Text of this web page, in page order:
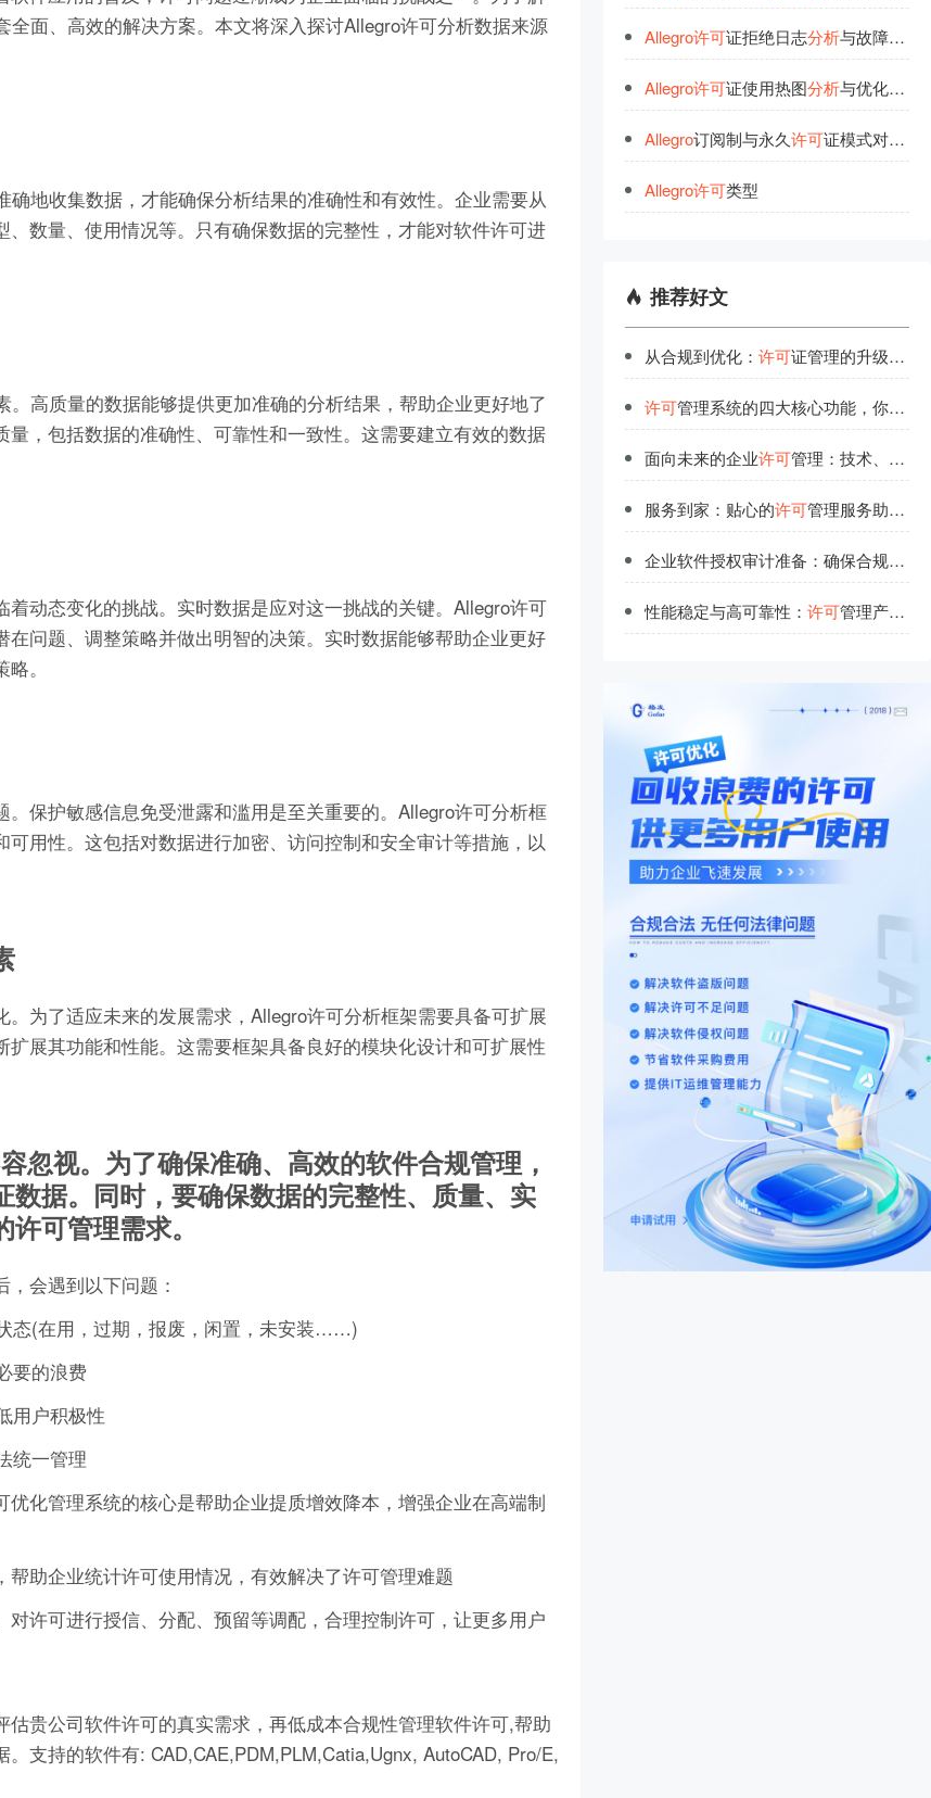
面、高效的解决方案。本文将深入探讨Allegro许可分析数据来源
地收集数据，才能确保分析结果的准确性和有效性。企业需要从
数量、使用情况等。只有确保数据的完整性，才能对软件许可进
高质量的数据能够提供更加准确的分析结果，帮助企业更好地了
，包括数据的准确性、可靠性和一致性。这需要建立有效的数据
动态变化的挑战。实时数据是应对这一挑战的关键。Allegro许可
问题、调整策略并做出明智的决策。实时数据能够帮助企业更好
。
保护敏感信息免受泄露和滥用是至关重要的。Allegro许可分析框
用性。这包括对数据进行加密、访问控制和安全审计等措施，以
为了适应未来的发展需求，Allegro许可分析框架需要具备可扩展
展其功能和性能。这需要框架具备良好的模块化设计和可扩展性
视。为了确保准确、高效的软件合规管理，
据。同时，要确保数据的完整性、质量、实
可管理需求。
会遇到以下问题：
态(在用，过期，报废，闲置，未安装……)
要的浪费
用户积极性
统一管理
化管理系统的核心是帮助企业提质增效降本，增强企业在高端制
助企业统计许可使用情况，有效解决了许可管理难题
许可进行授信、分配、预留等调配，合理控制许可，让更多用户
贵公司软件许可的真实需求，再低成本合规性管理软件许可,帮助
支持的软件有: CAD,CAE,PDM,PLM,Catia,Ugnx, AutoCAD, Pro/E,
Allegro许可证拒绝日志分析与故障排查
Allegro许可证使用热图分析与优化应用
Allegro订阅制与永久许可证模式对比
Allegro许可类型
推荐好文
从合规到优化： 许可证管理的升级之道
许可管理系统的四大核心功能，你都了解吗？
面向未来的企业许可管理：技术、流程与人才的协同进化
服务到家：贴心的许可管理服务助力企业高效运营
企业软件授权审计准备：确保合规运营的关键步骤
性能稳定与高可靠性： 许可管理产品的技术底气